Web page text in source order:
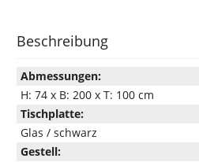
Beschreibung
Abmessungen:
H: 74 x B: 200 x T: 100 cm
Tischplatte:
Glas / schwarz
Gestell: